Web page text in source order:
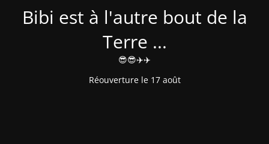
Bibi est à l'autre bout de la
Terre ...
😎😎✈️✈️
Réouverture le 17 août